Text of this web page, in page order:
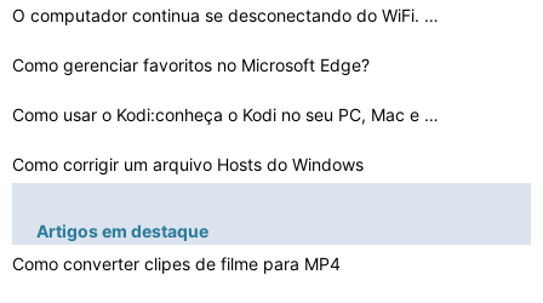
O computador continua se desconectando do WiFi. Como co…
Como gerenciar favoritos no Microsoft Edge?
Como usar o Kodi:conheça o Kodi no seu PC, Mac e muito…
Como corrigir um arquivo Hosts do Windows
Artigos em destaque
Como converter clipes de filme para MP4